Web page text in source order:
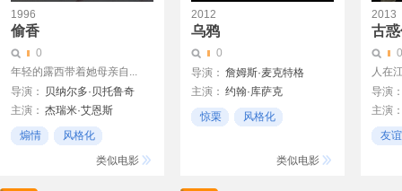
1996
偷香
0
年轻的露西带着她母亲自...
导演：
贝纳尔多·贝托鲁奇
主演： 杰瑞米·艾恩斯
丽芙·泰勒
煽情
风格化
类似电影
2012
乌鸦
0
导演： 詹姆斯·麦克特格
主演： 约翰·库萨克
卢克·伊万斯
惊栗
风格化
类似电影
2013
古
0
人在
导演
主演
梁烈友谊